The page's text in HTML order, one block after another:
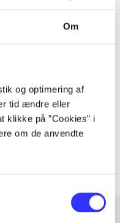
Om
og optimering af
tid ændre eller
på ”Cookies” i
om de anvendte
...